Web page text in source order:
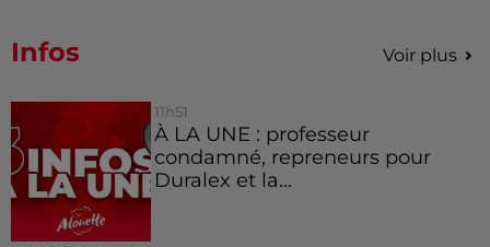
Infos Voir plus
11h51
À LA UNE : professeur
condamné, repreneurs pour
Duralex et la...